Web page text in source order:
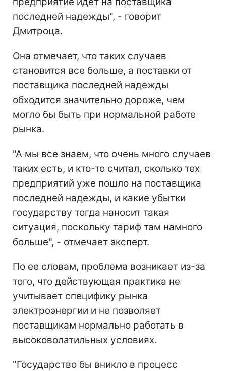
последней надежды", - говорит
Дмитроца.
Она отмечает, что таких случаев
становится все больше, а поставки от
поставщика последней надежды
обходится значительно дороже, чем
могло бы быть при нормальной работе
рынка.
"А мы все знаем, что очень много случаев
таких есть, и кто-то считал, сколько тех
предприятий уже пошло на поставщика
последней надежды, и какие убытки
государству тогда наносит такая
ситуация, поскольку тариф там намного
больше", - отмечает эксперт.
По ее словам, проблема возникает из-за
того, что действующая практика не
учитывает специфику рынка
электроэнергии и не позволяет
поставщикам нормально работать в
высоковолатильных условиях.
"Государство бы вникло в процесс